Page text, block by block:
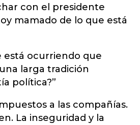
con el presidente
mamado de lo que está
está ocurriendo que
larga tradición
política?”
a las compañías.
La inseguridad y la